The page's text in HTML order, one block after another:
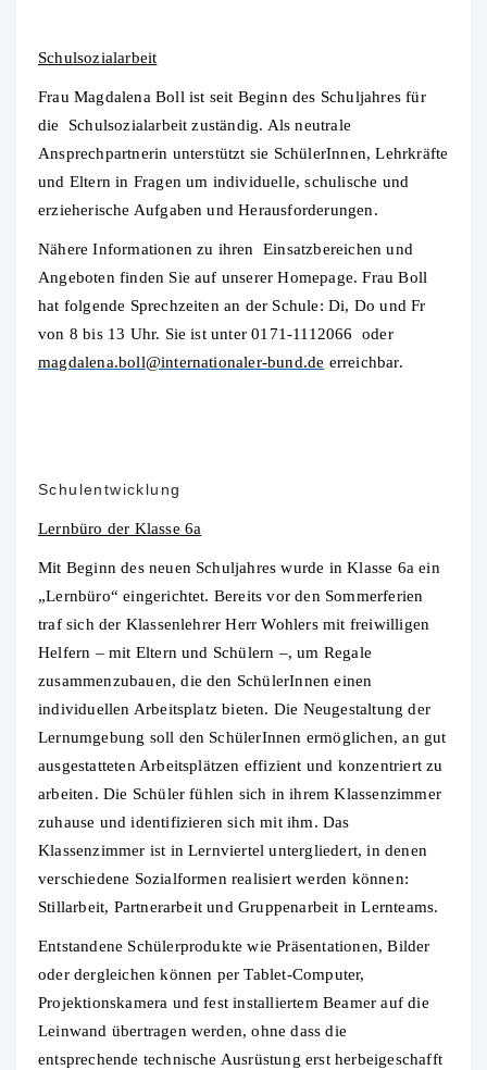
Schulsozialarbeit
Frau Magdalena Boll ist seit Beginn des Schuljahres für
die Schulsozialarbeit zuständig. Als neutrale
Ansprechpartnerin unterstützt sie SchülerInnen, Lehrkräfte
und Eltern in Fragen um individuelle, schulische und
erzieherische Aufgaben und Herausforderungen.
Nähere Informationen zu ihren Einsatzbereichen und
Angeboten finden Sie auf unserer Homepage. Frau Boll
hat folgende Sprechzeiten an der Schule: Di, Do und Fr
von 8 bis 13 Uhr. Sie ist unter 0171-1112066 oder
magdalena.boll@internationaler-bund.de erreichbar.
Schulentwicklung
Lernbüro der Klasse 6a
Mit Beginn des neuen Schuljahres wurde in Klasse 6a ein
„Lernbüro“ eingerichtet. Bereits vor den Sommerferien
traf sich der Klassenlehrer Herr Wohlers mit freiwilligen
Helfern – mit Eltern und Schülern –, um Regale
zusammenzubauen, die den SchülerInnen einen
individuellen Arbeitsplatz bieten. Die Neugestaltung der
Lernumgebung soll den SchülerInnen ermöglichen, an gut
ausgestatteten Arbeitsplätzen effizient und konzentriert zu
arbeiten. Die Schüler fühlen sich in ihrem Klassenzimmer
zuhause und identifizieren sich mit ihm. Das
Klassenzimmer ist in Lernviertel untergliedert, in denen
verschiedene Sozialformen realisiert werden können:
Stillarbeit, Partnerarbeit und Gruppenarbeit in Lernteams.
Entstandene Schülerprodukte wie Präsentationen, Bilder
oder dergleichen können per Tablet-Computer,
Projektionskamera und fest installiertem Beamer auf die
Leinwand übertragen werden, ohne dass die
entsprechende technische Ausrüstung erst herbeigeschafft